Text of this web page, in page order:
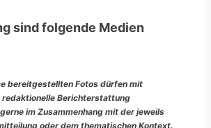
sind folgende Medien
bereitgestellten Fotos dürfen mit
redaktionelle Berichterstattung
im Zusammenhang mit der jeweils
oder dem thematischen Kontext.